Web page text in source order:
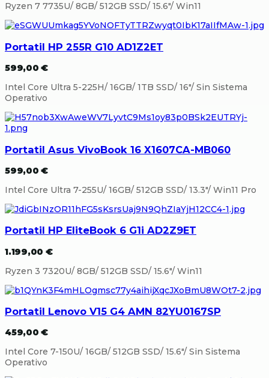
Ryzen 7 7735U/ 8GB/ 512GB SSD/ 15.6″/ Win11
Portatil HP 255R G10 AD1Z2ET
599,00€
Intel Core Ultra 5-225H/ 16GB/ 1TB SSD/ 16″/ Sin Sistema
Operativo
Portatil Asus VivoBook 16 X1607CA-MB060
599,00€
Intel Core Ultra 7-255U/ 16GB/ 512GB SSD/ 13.3″/ Win11 Pro
Portatil HP EliteBook 6 G1i AD2Z9ET
1.199,00 €
Ryzen 3 7320U/ 8GB/ 512GB SSD/ 15.6″/ Win11
Portatil Lenovo V15 G4 AMN 82YU0167SP
459,00€
Intel Core 7-150U/ 16GB/ 512GB SSD/ 15.6″/ Sin Sistema
Operativo